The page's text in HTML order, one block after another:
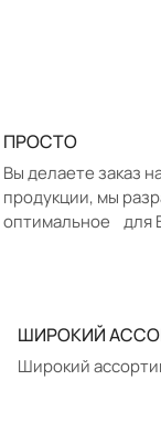
ПРОСТО
Вы делаете заказ
продукции, мы
оптимальное для
ШИРОКИЙ
Широкий